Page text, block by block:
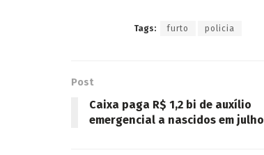
Tags: furto policia
Post
Caixa paga R$ 1,2 bi de auxílio
emergencial a nascidos em julho